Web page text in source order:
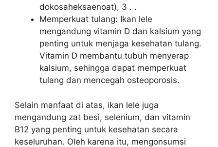
dokosaheksaenoat), 3 . .
Memperkuat tulang: Ikan lele
mengandung vitamin D dan kalsium yang
penting untuk menjaga kesehatan tulang.
Vitamin D membantu tubuh menyerap
kalsium, sehingga dapat memperkuat
tulang dan mencegah osteoporosis.
Selain manfaat di atas, ikan lele juga
mengandung zat besi, selenium, dan vitamin
B12 yang penting untuk kesehatan secara
keseluruhan. Oleh karena itu, mengonsumsi